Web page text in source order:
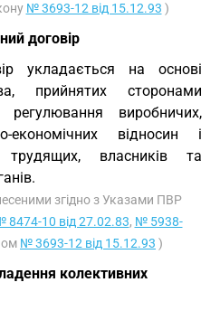
№ 3693-12 від 15.12.93 )
договір
укладається на основі
прийнятих сторонами
виробничих,
економічних відносин і
трудящих, власників та
згідно з Указами ПВР
8474-10 від 27.02.83, № 5938-
№ 3693-12 від 15.12.93 )
колективних